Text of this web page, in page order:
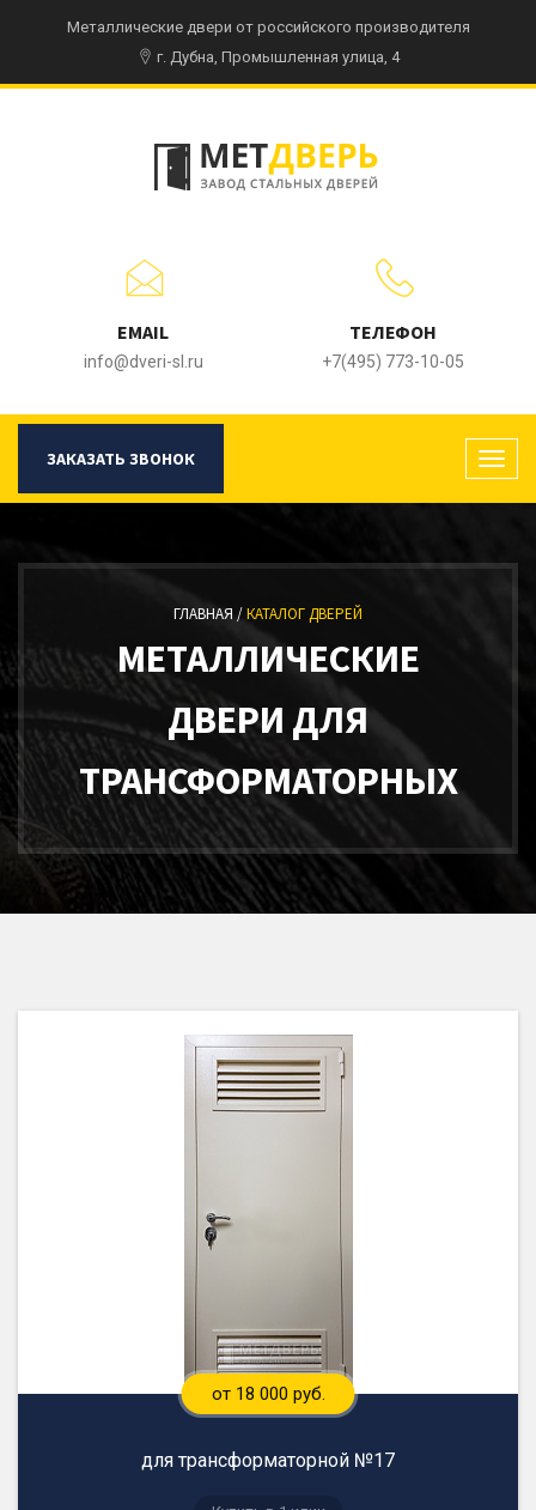
Металлические двери от российского производителя
г. Дубна, Промышленная улица, 4
EMAIL
info@dveri-sl.ru
ТЕЛЕФОН
+7(495) 773-10-05
ЗАКАЗАТЬ ЗВОНОК
ГЛАВНАЯ /КАТАЛОГ ДВЕРЕЙ
МЕТАЛЛИЧЕСКИЕ
ДВЕРИ ДЛЯ
ТРАНСФОРМАТОРНЫХ
от 18 000 руб.
для трансформаторной №17